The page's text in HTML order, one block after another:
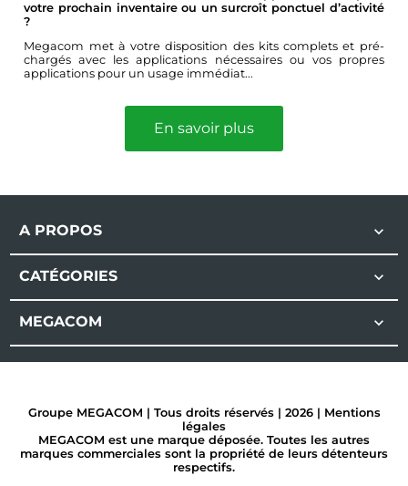
votre prochain inventaire ou un surcroît ponctuel d’activité
?
Megacom met à votre disposition des kits complets et pré-
chargés avec les applications nécessaires ou vos propres
applications pour un usage immédiat...
En savoir plus
A PROPOS 
CATÉGORIES 
MEGACOM 
Groupe MEGACOM | Tous droits réservés | 2026 | Mentions
légales
MEGACOM est une marque déposée. Toutes les autres
marques commerciales sont la propriété de leurs détenteurs
respectifs.